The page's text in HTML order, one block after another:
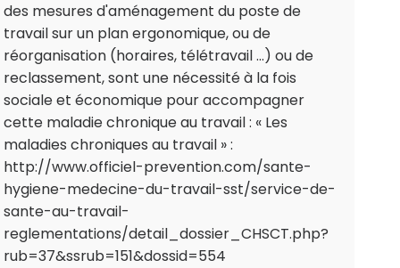
des mesures d'aménagement du poste de
travail sur un plan ergonomique, ou de
réorganisation (horaires, télétravail …) ou de
reclassement, sont une nécessité à la fois
sociale et économique pour accompagner
cette maladie chronique au travail : « Les
maladies chroniques au travail » :
http://www.officiel-prevention.com/sante-
hygiene-medecine-du-travail-sst/service-de-
sante-au-travail-
reglementations/detail_dossier_CHSCT.php?
rub=37&ssrub=151&dossid=554